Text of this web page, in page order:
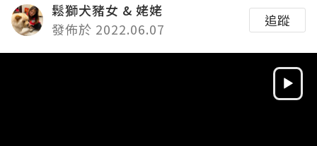
鬆獅犬豬女 & 姥姥
發佈於 2022.06.07
追蹤